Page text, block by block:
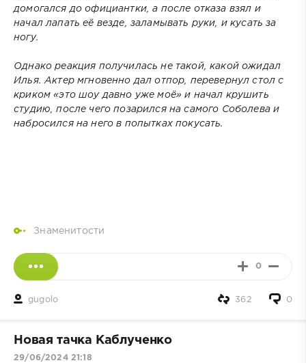
домогался до официантки, а после отказа взял и
начал лапать её везде, заламывать руки, и кусать за
ногу.
Однако реакция получилась не такой, какой ожидал
Илья. Актер мгновенно дал отпор, перевернул стол с
криком «это шоу давно уже моё» и начал крушить
студию, после чего позарился на самого Соболева и
набросился на него в попытках покусать.
Знаменитости
0
gugolo 0
362
Новая тачка Каблученко
29/06/2024 21:18